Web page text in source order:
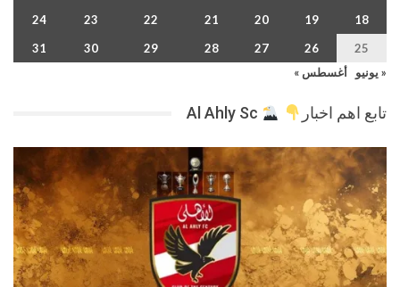
18
19
20
21
22
23
24
25
26
27
28
29
30
31
« يونيو
أغسطس »
تابع اهم اخبار